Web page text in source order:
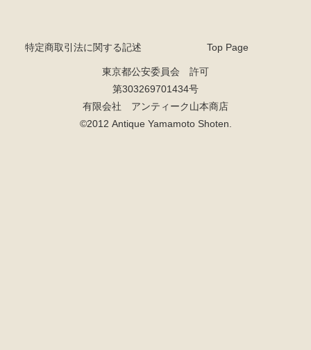
特定商取引法に関する記述 Top Page
東京都公安委員会 許可
第303269701434号
有限会社 アンティーク山本商店
©2012 Antique Yamamoto Shoten.